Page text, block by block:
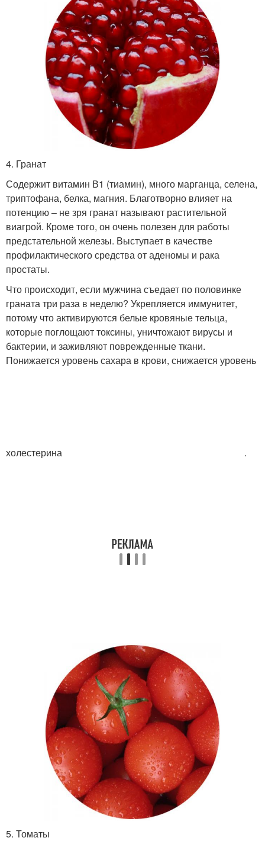
4. Гранат
Содержит витамин В1 (тиамин), много марганца, селена,
триптофана, белка, магния. Благотворно влияет на
потенцию – не зря гранат называют растительной
виагрой. Кроме того, он очень полезен для работы
предстательной железы. Выступает в качестве
профилактического средства от аденомы и рака
простаты.
Что происходит, если мужчина съедает по половинке
граната три раза в неделю? Укрепляется иммунитет,
потому что активируются белые кровяные тельца,
которые поглощают токсины, уничтожают вирусы и
бактерии, и заживляют поврежденные ткани.
Понижается уровень сахара в крови, снижается уровень
холестерина .
5. Томаты